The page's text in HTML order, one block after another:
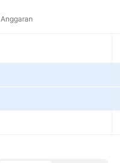
Anggaran